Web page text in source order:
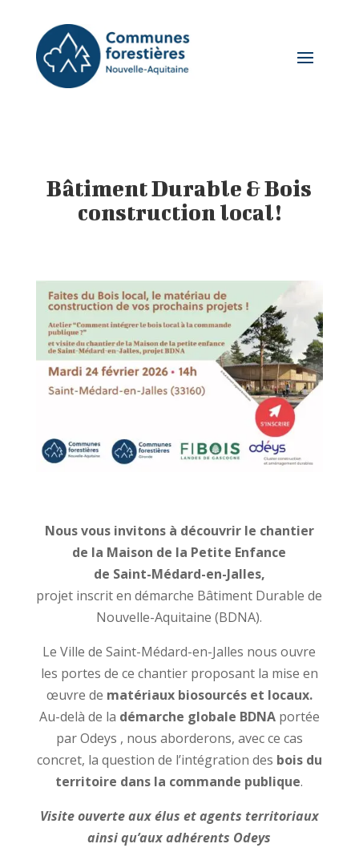
Bâtiment Durable & Bois
construction local!
Nous vous invitons à découvrir le chantier
de la Maison de la Petite Enfance
de Saint-Médard-en-Jalles,
projet inscrit en démarche Bâtiment Durable de
Nouvelle-Aquitaine (BDNA).
Le Ville de Saint-Médard-en-Jalles nous ouvre
les portes de ce chantier proposant la mise en
œuvre de matériaux biosourcés et locaux.
Au-delà de la démarche globale BDNAportée
par Odeys , nous aborderons, avec ce cas
concret, la question de l’intégration des bois du
territoire dans la commande publique.
Visite ouverte aux élus et agents territoriaux
ainsi qu’aux adhérents Odeys